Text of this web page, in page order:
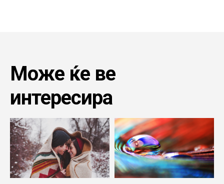
Може ќе ве
интересира